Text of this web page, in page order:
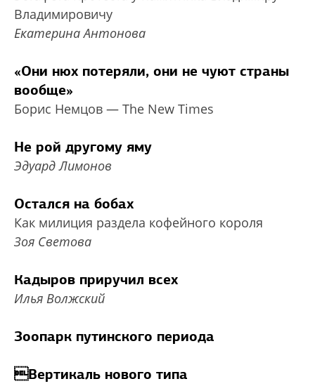
Владимировичу
Екатерина Антонова
«Они нюх потеряли, они не чуют страны
вообще»
Борис Немцов — The New Times
Не рой другому яму
Эдуард Лимонов
Остался на бобах
Как милиция раздела кофейного короля
Зоя Светова
Кадыров приручил всех
Илья Волжский
Зоопарк путинского периода
Вертикаль нового типа